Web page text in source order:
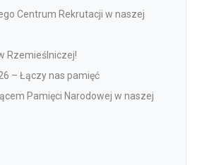
Centrum Rekrutacji w naszej
Rzemieślniczej!
– Łączy nas pamięć
Pamięci Narodowej w naszej